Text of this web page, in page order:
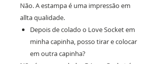
Não. A estampa é uma impressão em
allta qualidade.
Depois de colado o Love Socket em
minha capinha, posso tirar e colocar
em outra capinha?